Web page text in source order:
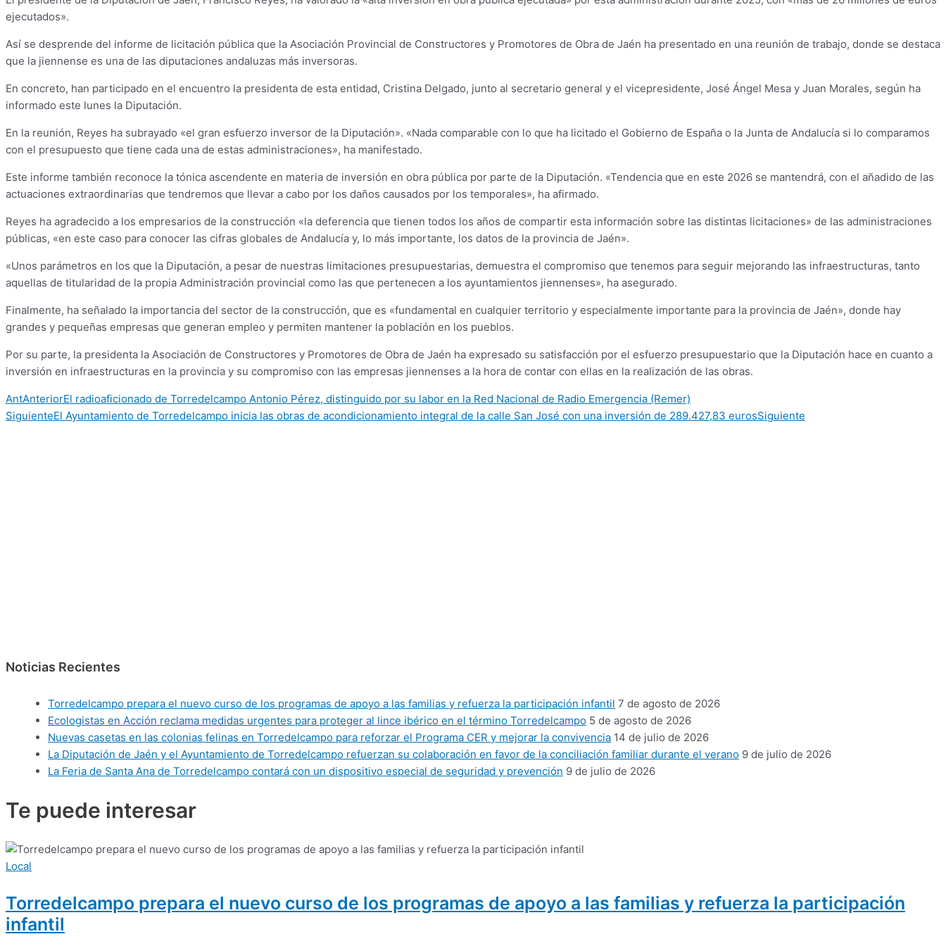
ejecutados».
Así se desprende del informe de licitación pública que la Asociación Provincial de Constructores y Promotores de Obra de Jaén ha presentado en una reunión de trabajo, donde se destaca
que la jiennense es una de las diputaciones andaluzas más inversoras.
En concreto, han participado en el encuentro la presidenta de esta entidad, Cristina Delgado, junto al secretario general y el vicepresidente, José Ángel Mesa y Juan Morales, según ha
informado este lunes la Diputación.
En la reunión, Reyes ha subrayado «el gran esfuerzo inversor de la Diputación». «Nada comparable con lo que ha licitado el Gobierno de España o la Junta de Andalucía si lo comparamos
con el presupuesto que tiene cada una de estas administraciones», ha manifestado.
Este informe también reconoce la tónica ascendente en materia de inversión en obra pública por parte de la Diputación. «Tendencia que en este 2026 se mantendrá, con el añadido de las
actuaciones extraordinarias que tendremos que llevar a cabo por los daños causados por los temporales», ha afirmado.
Reyes ha agradecido a los empresarios de la construcción «la deferencia que tienen todos los años de compartir esta información sobre las distintas licitaciones» de las administraciones
públicas, «en este caso para conocer las cifras globales de Andalucía y, lo más importante, los datos de la provincia de Jaén».
«Unos parámetros en los que la Diputación, a pesar de nuestras limitaciones presupuestarias, demuestra el compromiso que tenemos para seguir mejorando las infraestructuras, tanto
aquellas de titularidad de la propia Administración provincial como las que pertenecen a los ayuntamientos jiennenses», ha asegurado.
Finalmente, ha señalado la importancia del sector de la construcción, que es «fundamental en cualquier territorio y especialmente importante para la provincia de Jaén», donde hay
grandes y pequeñas empresas que generan empleo y permiten mantener la población en los pueblos.
Por su parte, la presidenta la Asociación de Constructores y Promotores de Obra de Jaén ha expresado su satisfacción por el esfuerzo presupuestario que la Diputación hace en cuanto a
inversión en infraestructuras en la provincia y su compromiso con las empresas jiennenses a la hora de contar con ellas en la realización de las obras.
AntAnteriorEl radioaficionado de Torredelcampo Antonio Pérez, distinguido por su labor en la Red Nacional de Radio Emergencia (Remer)
SiguienteEl Ayuntamiento de Torredelcampo inicia las obras de acondicionamiento integral de la calle San José con una inversión de 289.427,83 eurosSiguiente
Noticias Recientes
Torredelcampo prepara el nuevo curso de los programas de apoyo a las familias y refuerza la participación infantil 7 de agosto de 2026
Ecologistas en Acción reclama medidas urgentes para proteger al lince ibérico en el término Torredelcampo 5 de agosto de 2026
Nuevas casetas en las colonias felinas en Torredelcampo para reforzar el Programa CER y mejorar la convivencia 14 de julio de 2026
La Diputación de Jaén y el Ayuntamiento de Torredelcampo refuerzan su colaboración en favor de la conciliación familiar durante el verano 9 de julio de 2026
La Feria de Santa Ana de Torredelcampo contará con un dispositivo especial de seguridad y prevención 9 de julio de 2026
Te puede interesar
Local
Torredelcampo prepara el nuevo curso de los programas de apoyo a las familias y refuerza la participación
infantil